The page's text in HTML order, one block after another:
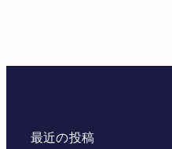
最近の投稿